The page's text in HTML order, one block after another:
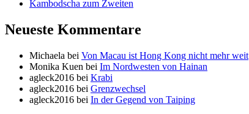
Kambodscha zum Zweiten
Neueste Kommentare
Michaela bei Von Macau ist Hong Kong nicht mehr weit
Monika Kuen bei Im Nordwesten von Hainan
agleck2016 bei Krabi
agleck2016 bei Grenzwechsel
agleck2016 bei In der Gegend von Taiping